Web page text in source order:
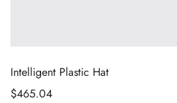
Intelligent Plastic Hat
$465.04